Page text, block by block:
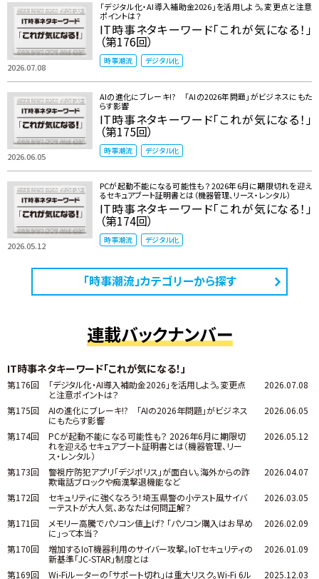
2026.07.08
「デジタル化・AI導入補助金2026」を活用しよう。変更点と注意
ポイントは？
IT時事ネタキーワード「これが気になる！」
（第176回）
時事潮流 デジタル化
2026.06.05
AIの進化にブレーキ!? 「AIの2026年問題」がビジネスにもた
らす影響
IT時事ネタキーワード「これが気になる！」
（第175回）
時事潮流 デジタル化
2026.05.12
PCが起動不能になる可能性も？ 2026年6月に期限切れを迎え
るセキュアブート証明書とは（機器管理、リース・レンタル）
IT時事ネタキーワード「これが気になる！」
（第174回）
時事潮流 デジタル化
「時事潮流」カテゴリーから探す
連載バックナンバー
IT時事ネタキーワード「これが気になる！」
第176回
「デジタル化・AI導入補助金2026」を活用しよう。変更点
と注意ポイントは？
2026.07.08
第175回
AIの進化にブレーキ!? 「AIの2026年問題」がビジネス
にもたらす影響
2026.06.05
第174回
PCが起動不能になる可能性も？ 2026年6月に期限切
れを迎えるセキュアブート証明書とは（機器管理、リー
ス・レンタル）
2026.05.12
第173回
警視庁防犯アプリ「デジポリス」が面白い。海外からの詐
欺電話ブロックや痴漢撃退機能など
2026.04.07
第172回
セキュリティに強くなろう！埼玉県警の小テスト風サイバ
ーテストが大人気、あなたは何問正解？
2026.03.05
第171回
メモリー高騰でパソコン値上げ? 「パソコン購入はお早め
に」って本当？
2026.02.09
第170回
増加するIoT機器利用のサイバー攻撃。IoTセキュリティの
新基準「JC-STAR」制度とは
2026.01.09
第169回
Wi-Fiルーターの「サポート切れ」は重大リスク。Wi-Fi 6ル
2025.12.03